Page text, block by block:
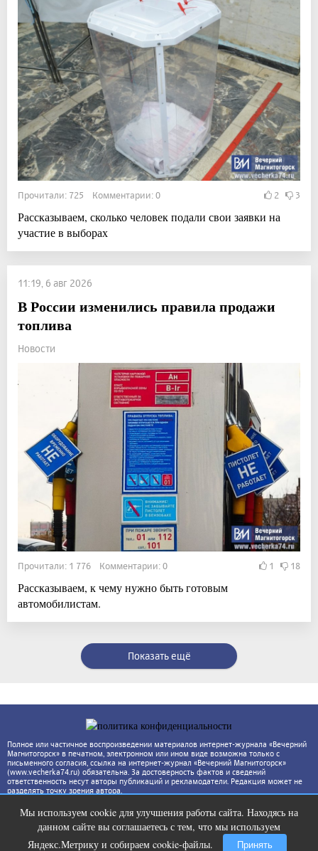
Прочитали: 725 Комментарии: 0 2 3
Рассказываем, сколько человек подали свои заявки на
участие в выборах
11:19, 6 авг 2026
В России изменились правила продажи
топлива
Новости
Прочитали: 1 776 Комментарии: 0 1 18
Рассказываем, к чему нужно быть готовым
автомобилистам.
Показать ещё
Полное или частичное воспроизведении материалов интернет-журнала «Вечерний
Магнитогорск» в печатном, электронном или ином виде возможна только с
письменного согласия, ссылка на интернет-журнал «Вечерний Магнитогорск»
(www.vecherka74.ru) обязательна. За достоверность фактов и сведений
ответственность несут авторы публикаций и рекламодатели. Редакция может не
разделять точку зрения автора.
Мы используем cookie для улучшения работы сайта. Находясь на
данном сайте вы соглашаетесь с тем, что мы используем
Яндекс.Метрику и собираем cookie-файлы.
Принять
Этот трюк уничтожает грибок за 5
дней!